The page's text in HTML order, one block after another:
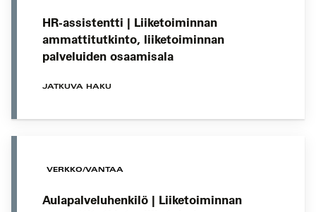
HR-assistentti | Liiketoiminnan
ammattitutkinto, liiketoiminnan
palveluiden osaamisala
JATKUVA HAKU
VERKKO/VANTAA
Aulapalveluhenkilö | Liiketoiminnan